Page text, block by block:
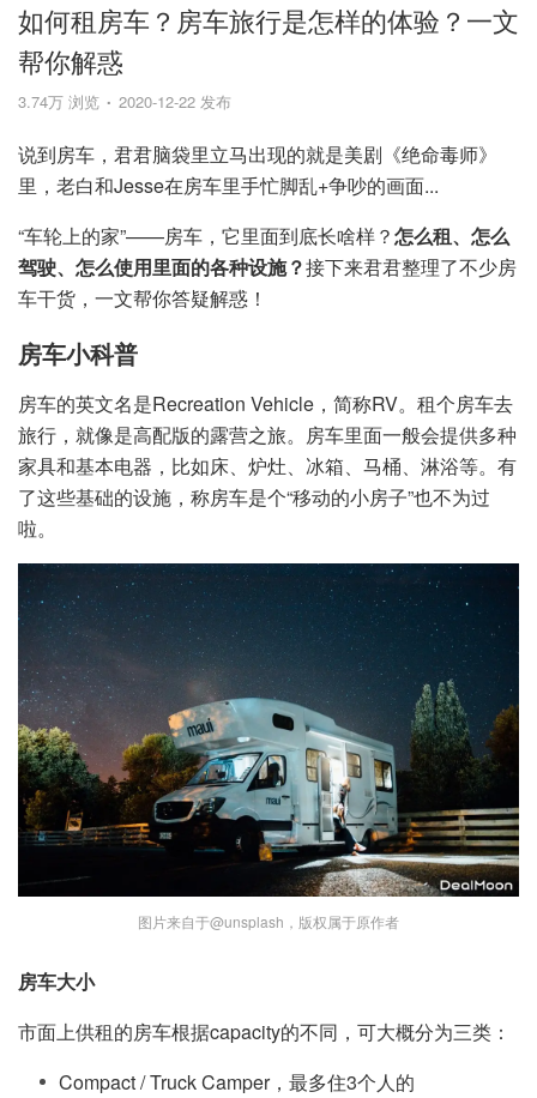
如何租房车？房车旅行是怎样的体验？一文
帮你解惑
3.74万 浏览 2020-12-22 发布
说到房车，君君脑袋里立马出现的就是美剧《绝命毒师》
里，老白和Jesse在房车里手忙脚乱+争吵的画面...
“车轮上的家”——房车，它里面到底长啥样？怎么租、怎么
驾驶、怎么使用里面的各种设施？接下来君君整理了不少房
车干货，一文帮你答疑解惑！
房车小科普
房车的英文名是Recreation Vehicle，简称RV。租个房车去
旅行，就像是高配版的露营之旅。房车里面一般会提供多种
家具和基本电器，比如床、炉灶、冰箱、马桶、淋浴等。有
了这些基础的设施，称房车是个“移动的小房子”也不为过
啦。
图片来自于@unsplash，版权属于原作者
房车大小
市面上供租的房车根据capacity的不同，可大概分为三类：
Compact / Truck Camper，最多住3个人的